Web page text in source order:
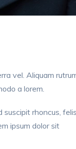
vel. Aliquam
a lorem.
suscipit rhoncus, felis
ipsum dolor sit